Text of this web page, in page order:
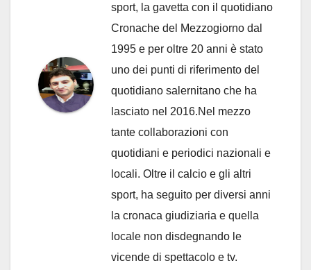
sport, la gavetta con il quotidiano
Cronache del Mezzogiorno dal
1995 e per oltre 20 anni è stato
uno dei punti di riferimento del
quotidiano salernitano che ha
lasciato nel 2016.Nel mezzo
tante collaborazioni con
quotidiani e periodici nazionali e
locali. Oltre il calcio e gli altri
sport, ha seguito per diversi anni
la cronaca giudiziaria e quella
locale non disdegnando le
vicende di spettacolo e tv.